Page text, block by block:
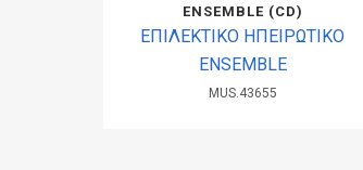
ENSEMBLE (CD)
ΕΠΙΛΕΚΤΙΚΟ ΗΠΕΙΡΩΤΙΚΟ
ENSEMBLE
MUS.43655